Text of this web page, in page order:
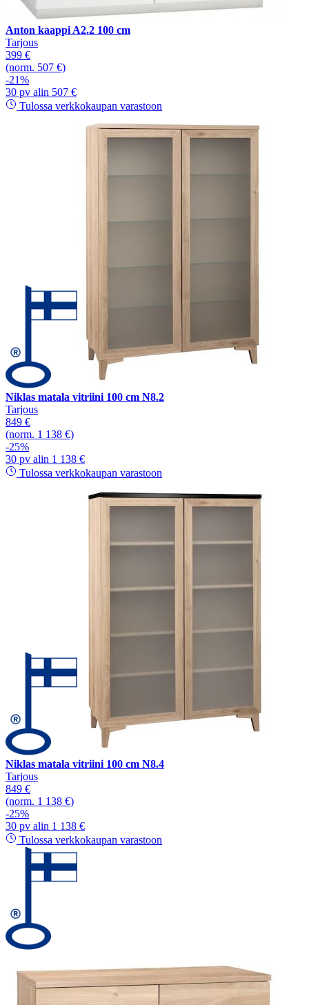
Anton kaappi A2.2 100 cm
Tarjous
399 €
(norm. 507 €)
-21%
30 pv alin 507 €
Tulossa verkkokaupan varastoon
Niklas matala vitriini 100 cm N8.2
Tarjous
849 €
(norm. 1 138 €)
-25%
30 pv alin 1 138 €
Tulossa verkkokaupan varastoon
Niklas matala vitriini 100 cm N8.4
Tarjous
849 €
(norm. 1 138 €)
-25%
30 pv alin 1 138 €
Tulossa verkkokaupan varastoon